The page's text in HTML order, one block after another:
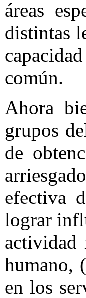
áreas
distintas
común.
Ahora
grupos
de
efectiva
lograr
actividad
humano,
en los